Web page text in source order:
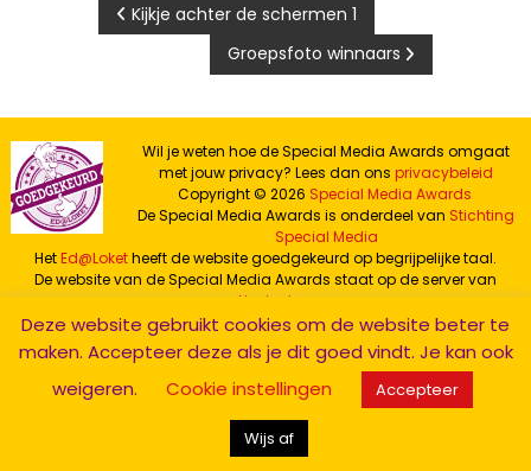
Bericht
navigatie
Kijkje achter de schermen 1
Groepsfoto winnaars
Wil je weten hoe de Special Media Awards omgaat
met jouw privacy? Lees dan ons privacybeleid
Copyright © 2026 Special Media Awards
De Special Media Awards is onderdeel van Stichting
Special Media
HetEd@Loketheeft de website goedgekeurd op begrijpelijke taal.
De website van de Special Media Awards staat op de server van
Hostnet
facebookInstagramWhatsapp
kanaal
TIktok
Deze website gebruikt cookies om de website beter te
maken. Accepteer deze als je dit goed vindt. Je kan ook
weigeren.
Cookie instellingen Accepteer
Wijs af